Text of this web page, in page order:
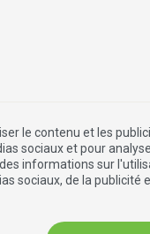
le contenu et les
sociaux et pour
informations sur
sociaux, de la publicité